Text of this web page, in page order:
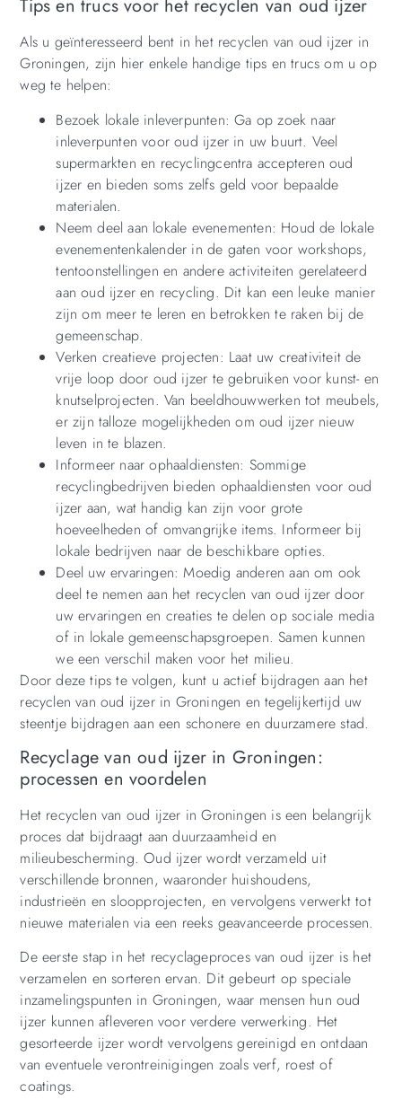
Tips en trucs voor het recyclen van oud ijzer
Als u geïnteresseerd bent in het recyclen van oud ijzer in
Groningen, zijn hier enkele handige tips en trucs om u op
weg te helpen:
Bezoek lokale inleverpunten: Ga op zoek naar
inleverpunten voor oud ijzer in uw buurt. Veel
supermarkten en recyclingcentra accepteren oud
ijzer en bieden soms zelfs geld voor bepaalde
materialen.
Neem deel aan lokale evenementen: Houd de lokale
evenementenkalender in de gaten voor workshops,
tentoonstellingen en andere activiteiten gerelateerd
aan oud ijzer en recycling. Dit kan een leuke manier
zijn om meer te leren en betrokken te raken bij de
gemeenschap.
Verken creatieve projecten: Laat uw creativiteit de
vrije loop door oud ijzer te gebruiken voor kunst- en
knutselprojecten. Van beeldhouwwerken tot meubels,
er zijn talloze mogelijkheden om oud ijzer nieuw
leven in te blazen.
Informeer naar ophaaldiensten: Sommige
recyclingbedrijven bieden ophaaldiensten voor oud
ijzer aan, wat handig kan zijn voor grote
hoeveelheden of omvangrijke items. Informeer bij
lokale bedrijven naar de beschikbare opties.
Deel uw ervaringen: Moedig anderen aan om ook
deel te nemen aan het recyclen van oud ijzer door
uw ervaringen en creaties te delen op sociale media
of in lokale gemeenschapsgroepen. Samen kunnen
we een verschil maken voor het milieu.
Door deze tips te volgen, kunt u actief bijdragen aan het
recyclen van oud ijzer in Groningen en tegelijkertijd uw
steentje bijdragen aan een schonere en duurzamere stad.
Recyclage van oud ijzer in Groningen:
processen en voordelen
Het recyclen van oud ijzer in Groningen is een belangrijk
proces dat bijdraagt aan duurzaamheid en
milieubescherming. Oud ijzer wordt verzameld uit
verschillende bronnen, waaronder huishoudens,
industrieën en sloopprojecten, en vervolgens verwerkt tot
nieuwe materialen via een reeks geavanceerde processen.
De eerste stap in het recyclageproces van oud ijzer is het
verzamelen en sorteren ervan. Dit gebeurt op speciale
inzamelingspunten in Groningen, waar mensen hun oud
ijzer kunnen afleveren voor verdere verwerking. Het
gesorteerde ijzer wordt vervolgens gereinigd en ontdaan
van eventuele verontreinigingen zoals verf, roest of
coatings.